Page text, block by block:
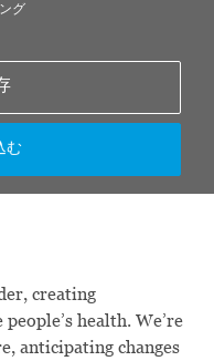
グ
む
creating
health. We’re
anticipating changes